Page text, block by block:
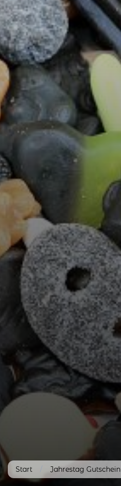
Start / Jahrestag Gutschein